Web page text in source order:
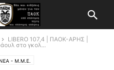
LIBERO 107,4 | ΠΑΟΚ-ΑΡΗΣ |
στο γκολ...
- Μ.Μ.Ε.